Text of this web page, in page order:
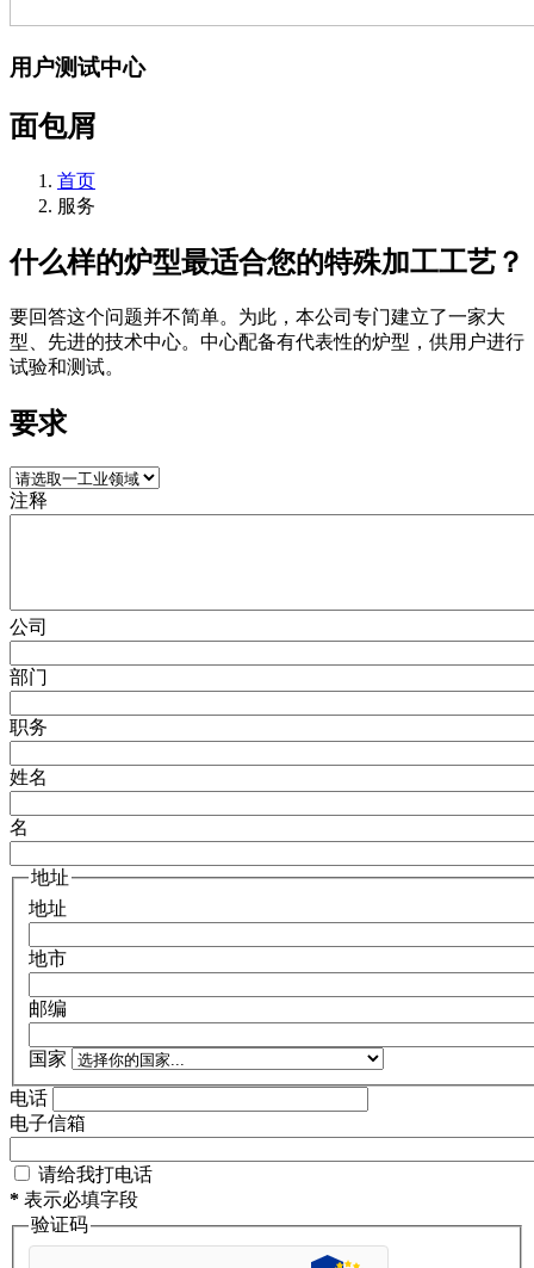
用户测试中心
面包屑
首页
服务
什么样的炉型最适合您的特殊加工工艺？
要回答这个问题并不简单。为此，本公司专门建立了一家大
型、先进的技术中心。中心配备有代表性的炉型，供用户进行
试验和测试。
要求
注释
公司
部门
职务
姓名
名
地址
地址
地市
邮编
国家
电话
电子信箱
请给我打电话
* 表示必填字段
验证码